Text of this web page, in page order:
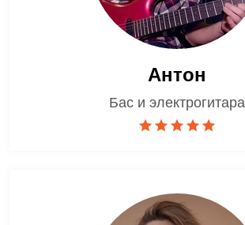
Антон
Бас и электрогитара